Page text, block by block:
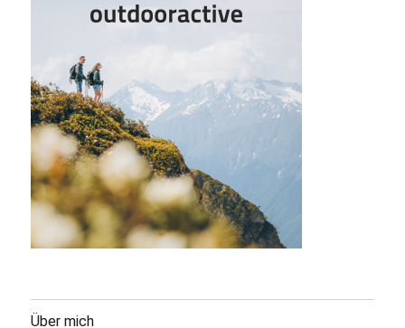
Über mich